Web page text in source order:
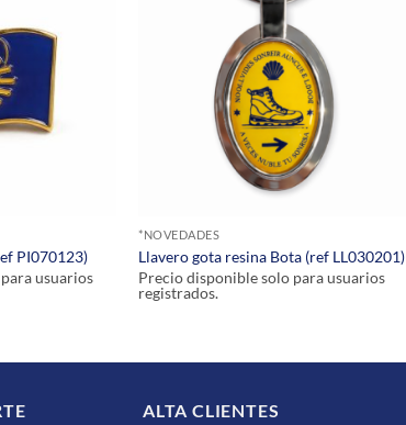
PI070123)
usuarios
*NOVEDADES
Llavero gota resina Bota (ref LL030201)
Precio disponible solo para usuarios
registrados.
ALTA CLIENTES